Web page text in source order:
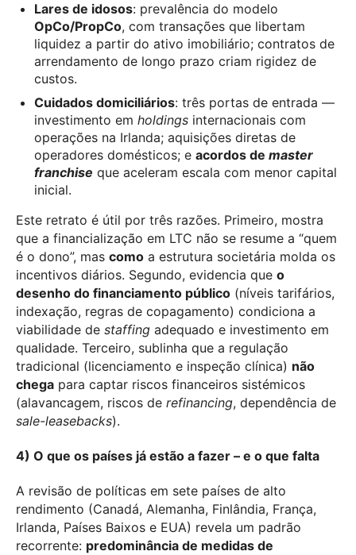
Lares de idosos: prevalência do modelo
OpCo/PropCo, com transações que libertam
liquidez a partir do ativo imobiliário; contratos de
arrendamento de longo prazo criam rigidez de
custos.
Cuidados domiciliários: três portas de entrada —
investimento emholdings internacionais com
operações na Irlanda; aquisições diretas de
operadores domésticos; eacordos demaster
franchise que aceleram escala com menor capital
inicial.
Este retrato é útil por três razões. Primeiro, mostra
que a financialização em LTC não se resume a “quem
é o dono”, mas como a estrutura societária molda os
incentivos diários. Segundo, evidencia que o
desenho do financiamento público (níveis tarifários,
indexação, regras de copagamento) condiciona a
viabilidade de staffing adequado e investimento em
qualidade. Terceiro, sublinha que a regulação
tradicional (licenciamento e inspeção clínica) não
chega para captar riscos financeiros sistémicos
(alavancagem, riscos de refinancing, dependência de
sale-leasebacks).
4) O que os países já estão a fazer – e o que falta
A revisão de políticas em sete países de alto
rendimento (Canadá, Alemanha, Finlândia, França,
Irlanda, Países Baixos e EUA) revela um padrão
recorrente: predominância de medidas de